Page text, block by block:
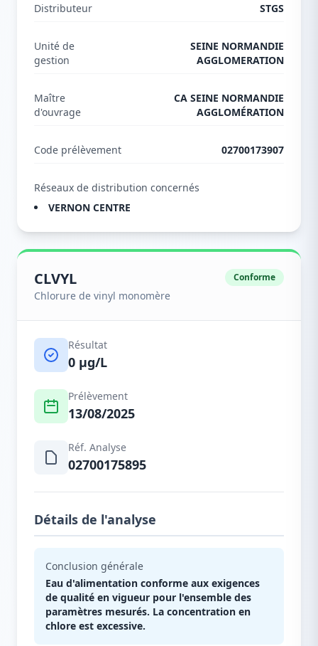
Distributeur STGS
Unité de
gestion
SEINE NORMANDIE
AGGLOMERATION
Maître
d'ouvrage
CA SEINE NORMANDIE
AGGLOMÉRATION
Code prélèvement 02700173907
Réseaux de distribution concernés
VERNON CENTRE
CLVYL
Chlorure de vinyl monomère
Conforme
Résultat
0 µg/L
Prélèvement
13/08/2025
Réf. Analyse
02700175895
Détails de l'analyse
Conclusion générale
Eau d'alimentation conforme aux exigences
de qualité en vigueur pour l'ensemble des
paramètres mesurés. La concentration en
chlore est excessive.